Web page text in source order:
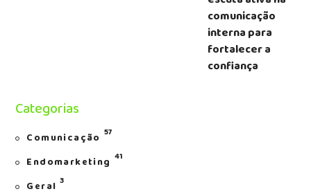
comunicação
interna para
fortalecer a
confiança
Categorias
Comunicação 57
Endomarketing 41
Geral 3